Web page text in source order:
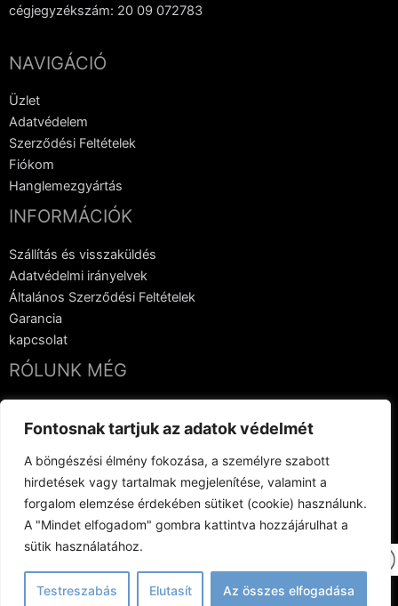
Fontosnak tartjuk az adatok védelmét
A böngészési élmény fokozása, a személyre szabott
hirdetések vagy tartalmak megjelenítése, valamint a
forgalom elemzése érdekében sütiket (cookie) használunk.
A "Mindet elfogadom" gombra kattintva hozzájárulhat a
sütik használatához.
Testreszabás Elutasít Az összes elfogadása
cégjegyzékszám: 20 09 072783
NAVIGÁCIÓ
Üzlet
Adatvédelem
Szerződési Feltételek
Fiókom
Hanglemezgyártás
INFORMÁCIÓK
Szállítás és visszaküldés
Adatvédelmi irányelvek
Általános Szerződési Feltételek
Garancia
kapcsolat
RÓLUNK MÉG
Vinyl Crowdfunding